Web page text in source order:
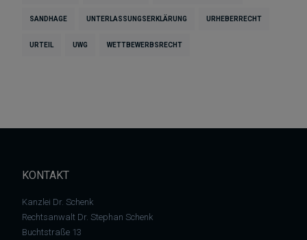
SANDHAGE UNTERLASSUNGSERKLÄRUNG URHEBERRECHT
URTEIL UWG WETTBEWERBSRECHT
KONTAKT
Kanzlei Dr. Schenk
Rechtsanwalt Dr. Stephan Schenk
Buchtstraße 13